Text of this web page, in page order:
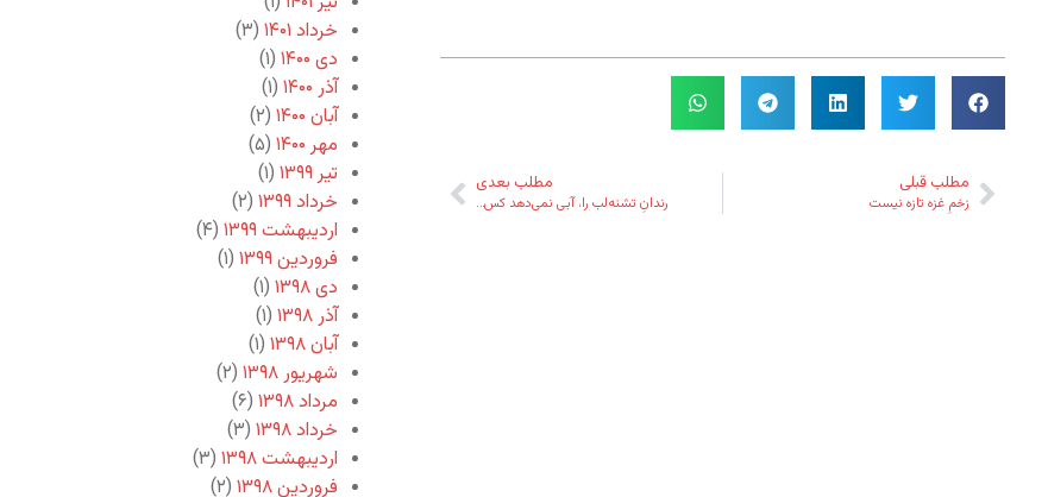
مطلب قبلی
زخمِ غزه تازه نیست
مطلب بعدی
رندانِ تشنه‌لب را، آبی نمی‌دهد کس…
خرداد ۱۴۰۱
(۳)
دی ۱۴۰۰
(۱)
آذر ۱۴۰۰
(۱)
آبان ۱۴۰۰
(۲)
مهر ۱۴۰۰
(۵)
تیر ۱۳۹۹
(۱)
خرداد ۱۳۹۹
(۲)
اردیبهشت ۱۳۹۹
(۴)
فروردین ۱۳۹۹
(۱)
دی ۱۳۹۸
(۱)
آذر ۱۳۹۸
(۱)
آبان ۱۳۹۸
(۱)
شهریور ۱۳۹۸
(۲)
مرداد ۱۳۹۸
(۶)
خرداد ۱۳۹۸
(۳)
اردیبهشت ۱۳۹۸
(۳)
فروردین ۱۳۹۸
(۲)